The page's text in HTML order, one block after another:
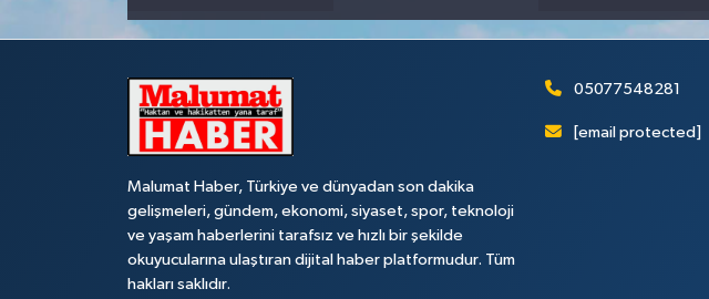
Malumat Haber, Türkiye ve dünyadan son dakika
gelişmeleri, gündem, ekonomi, siyaset, spor, teknoloji
ve yaşam haberlerini tarafsız ve hızlı bir şekilde
okuyucularına ulaştıran dijital haber platformudur. Tüm
hakları saklıdır.
05077548281
[email protected]